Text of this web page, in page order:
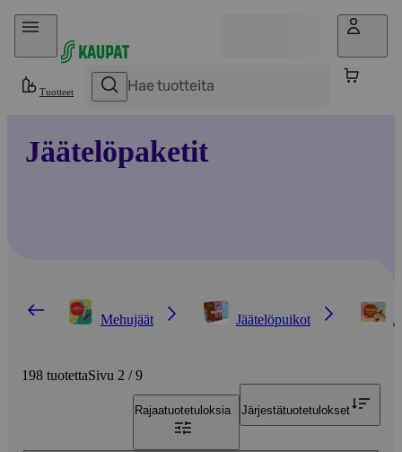
Hyppää sisältöön
Tuotteet
Jäätelöpaketit
Mehujäät Jäätelöpuikot
198 tuotettaSivu 2 / 9
Rajaatuotetuloksia Järjestätuotetulokset